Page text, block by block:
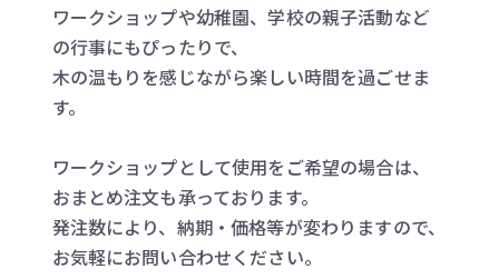
ワークショップや幼稚園、学校の親子活動など
の行事にもぴったりで、
木の温もりを感じながら楽しい時間を過ごせま
す。
ワークショップとして使用をご希望の場合は、
おまとめ注文も承っております。
発注数により、納期・価格等が変わりますので、
お気軽にお問い合わせください。